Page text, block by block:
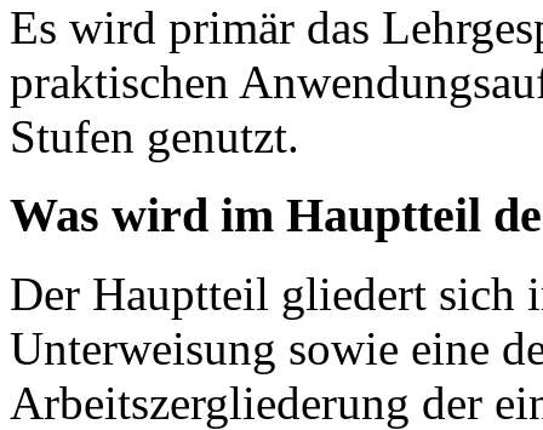
Es wird primär das
praktischen
Stufen genutzt.
Was wird im Hauptteil
Der Hauptteil gliedert sich
Unterweisung sowie eine
Arbeitszergliederung der